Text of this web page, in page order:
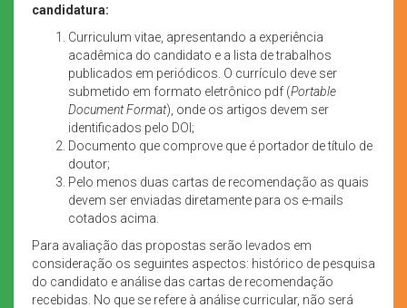
candidatura:
Curriculum vitae, apresentando a experiência
acadêmica do candidato e a lista de trabalhos
publicados em periódicos. O currículo deve ser
submetido em formato eletrônico pdf (Portable
Document Format), onde os artigos devem ser
identificados pelo DOI;
Documento que comprove que é portador de título de
doutor;
Pelo menos duas cartas de recomendação as quais
devem ser enviadas diretamente para os e-mails
cotados acima.
Para avaliação das propostas serão levados em
consideração os seguintes aspectos: histórico de pesquisa
do candidato e análise das cartas de recomendação
recebidas. No que se refere à análise curricular, não será